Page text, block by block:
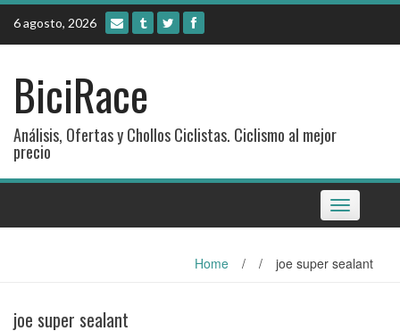
Skip
content
6 agosto, 2026
BiciRace
Análisis, Ofertas y Chollos Ciclistas. Ciclismo al mejor
precio
Toggle
navigation
Home / / joe super sealant
joe super sealant